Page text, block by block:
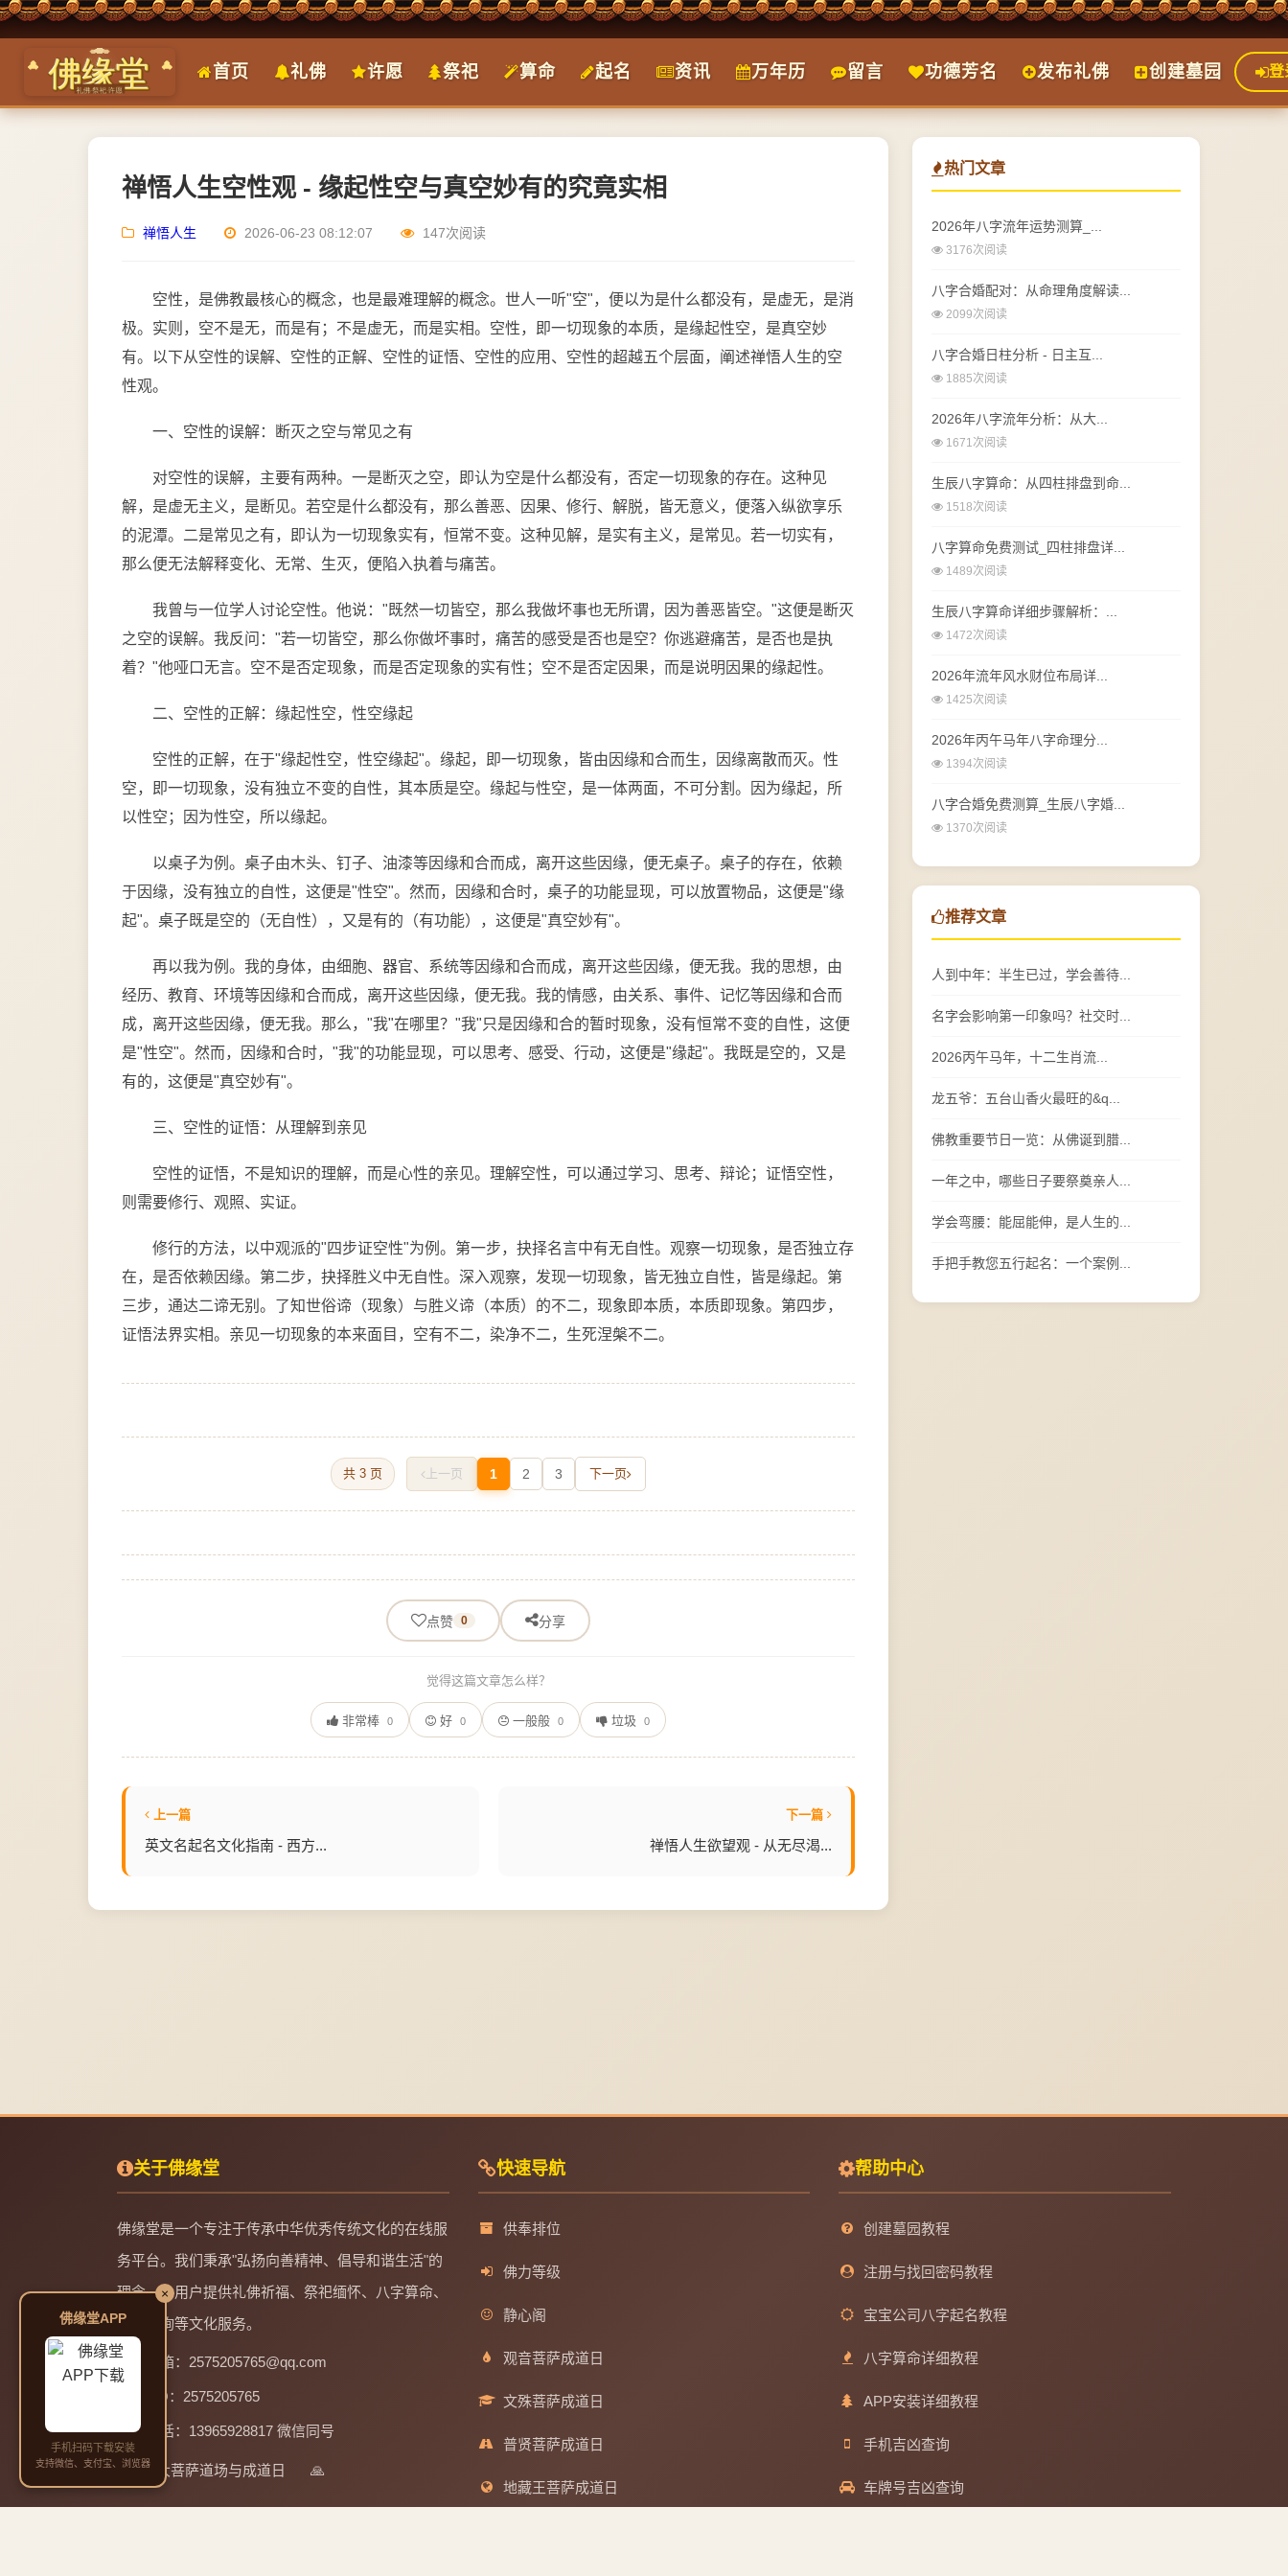
首页 礼佛 许愿 祭祀 算命 起名 资讯 万年历 留言 功德芳名 发布礼佛 创建墓园 登
禅悟人生空性观 - 缘起性空与真空妙有的究竟实相
禅悟人生 2026-06-23 08:12:07 147次阅读
空性，是佛教最核心的概念，也是最难理解的概念。世人一听"空"，便以为是什么都没有，是虚无，是消
极。实则，空不是无，而是有；不是虚无，而是实相。空性，即一切现象的本质，是缘起性空，是真空妙
有。以下从空性的误解、空性的正解、空性的证悟、空性的应用、空性的超越五个层面，阐述禅悟人生的空
性观。
一、空性的误解：断灭之空与常见之有
对空性的误解，主要有两种。一是断灭之空，即认为空是什么都没有，否定一切现象的存在。这种见
解，是虚无主义，是断见。若空是什么都没有，那么善恶、因果、修行、解脱，皆无意义，便落入纵欲享乐
的泥潭。二是常见之有，即认为一切现象实有，恒常不变。这种见解，是实有主义，是常见。若一切实有，
那么便无法解释变化、无常、生灭，便陷入执着与痛苦。
我曾与一位学人讨论空性。他说："既然一切皆空，那么我做坏事也无所谓，因为善恶皆空。"这便是断灭
之空的误解。我反问："若一切皆空，那么你做坏事时，痛苦的感受是否也是空？你逃避痛苦，是否也是执
着？"他哑口无言。空不是否定现象，而是否定现象的实有性；空不是否定因果，而是说明因果的缘起性。
二、空性的正解：缘起性空，性空缘起
空性的正解，在于"缘起性空，性空缘起"。缘起，即一切现象，皆由因缘和合而生，因缘离散而灭。性
空，即一切现象，没有独立不变的自性，其本质是空。缘起与性空，是一体两面，不可分割。因为缘起，所
以性空；因为性空，所以缘起。
以桌子为例。桌子由木头、钉子、油漆等因缘和合而成，离开这些因缘，便无桌子。桌子的存在，依赖
于因缘，没有独立的自性，这便是"性空"。然而，因缘和合时，桌子的功能显现，可以放置物品，这便是"缘
起"。桌子既是空的（无自性），又是有的（有功能），这便是"真空妙有"。
再以我为例。我的身体，由细胞、器官、系统等因缘和合而成，离开这些因缘，便无我。我的思想，由
经历、教育、环境等因缘和合而成，离开这些因缘，便无我。我的情感，由关系、事件、记忆等因缘和合而
成，离开这些因缘，便无我。那么，"我"在哪里？"我"只是因缘和合的暂时现象，没有恒常不变的自性，这便
是"性空"。然而，因缘和合时，"我"的功能显现，可以思考、感受、行动，这便是"缘起"。我既是空的，又是
有的，这便是"真空妙有"。
三、空性的证悟：从理解到亲见
空性的证悟，不是知识的理解，而是心性的亲见。理解空性，可以通过学习、思考、辩论；证悟空性，
则需要修行、观照、实证。
修行的方法，以中观派的"四步证空性"为例。第一步，抉择名言中有无自性。观察一切现象，是否独立存
在，是否依赖因缘。第二步，抉择胜义中无自性。深入观察，发现一切现象，皆无独立自性，皆是缘起。第
三步，通达二谛无别。了知世俗谛（现象）与胜义谛（本质）的不二，现象即本质，本质即现象。第四步，
证悟法界实相。亲见一切现象的本来面目，空有不二，染净不二，生死涅槃不二。
共 3 页 上一页 1 2 3 下一页
点赞 0 分享
觉得这篇文章怎么样？
非常棒 0 好 0 一般般 0 垃圾 0
上一篇
英文名起名文化指南 - 西方...
下一篇
禅悟人生欲望观 - 从无尽渴...
热门文章
2026年八字流年运势测算_...
3176次阅读
八字合婚配对：从命理角度解读...
2099次阅读
八字合婚日柱分析 - 日主互...
1885次阅读
2026年八字流年分析：从大...
1671次阅读
生辰八字算命：从四柱排盘到命...
1518次阅读
八字算命免费测试_四柱排盘详...
1489次阅读
生辰八字算命详细步骤解析：...
1472次阅读
2026年流年风水财位布局详...
1425次阅读
2026年丙午马年八字命理分...
1394次阅读
八字合婚免费测算_生辰八字婚...
1370次阅读
推荐文章
人到中年：半生已过，学会善待...
名字会影响第一印象吗？社交时...
2026丙午马年，十二生肖流...
龙五爷：五台山香火最旺的&q...
佛教重要节日一览：从佛诞到腊...
一年之中，哪些日子要祭奠亲人...
学会弯腰：能屈能伸，是人生的...
手把手教您五行起名：一个案例...
关于佛缘堂
佛缘堂是一个专注于传承中华优秀传统文化的在线服
务平台。我们秉承"弘扬向善精神、倡导和谐生活"的
理念，为用户提供礼佛祈福、祭祀缅怀、八字算命、
起名咨询等文化服务。
邮箱：2575205765@qq.com
QQ：2575205765
电话：13965928817 微信同号
四大菩萨道场与成道日 🙏
快速导航
供奉排位
佛力等级
静心阁
观音菩萨成道日
文殊菩萨成道日
普贤菩萨成道日
地藏王菩萨成道日
帮助中心
创建墓园教程
注册与找回密码教程
宝宝公司八字起名教程
八字算命详细教程
APP安装详细教程
手机吉凶查询
车牌号吉凶查询
佛缘堂APP
手机扫码下载安装
支持微信、支付宝、浏览器
×